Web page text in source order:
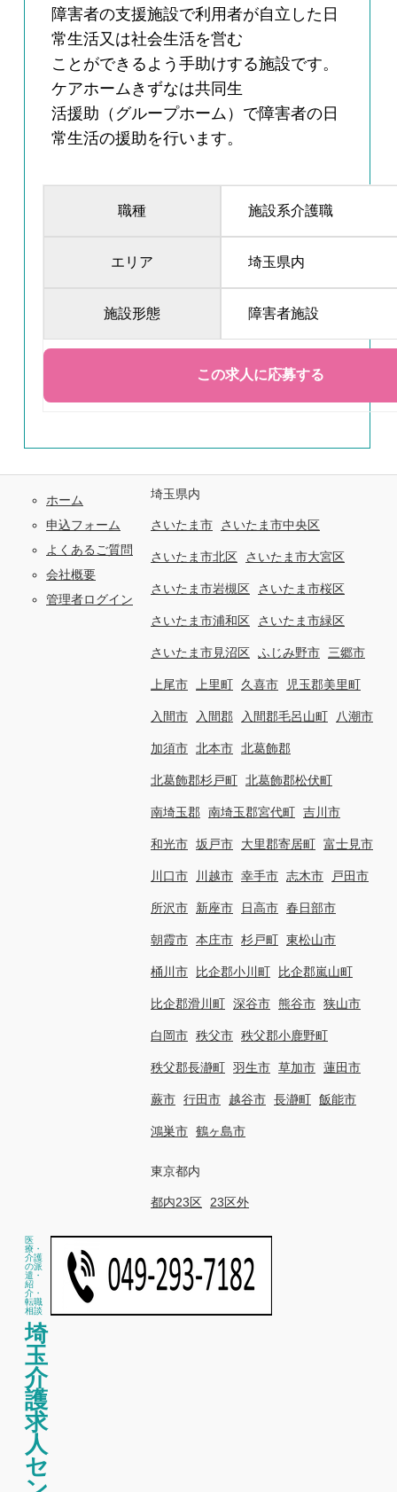
障害者の支援施設で利用者が自立した日
常生活又は社会生活を営む
ことができるよう手助けする施設です。
ケアホームきずなは共同生
活援助（グループホーム）で障害者の日
常生活の援助を行います。
職種 施設系介護職
エリア 埼玉県内
施設形態 障害者施設
ホーム
申込フォーム
よくあるご質問
会社概要
管理者ログイン
埼玉県内
さいたま市 さいたま市中央区
さいたま市北区 さいたま市大宮区
さいたま市岩槻区 さいたま市桜区
さいたま市浦和区 さいたま市緑区
さいたま市見沼区 ふじみ野市 三郷市
上尾市 上里町 久喜市 児玉郡美里町
入間市 入間郡 入間郡毛呂山町 八潮市
加須市 北本市 北葛飾郡
北葛飾郡杉戸町 北葛飾郡松伏町
南埼玉郡 南埼玉郡宮代町 吉川市
和光市 坂戸市 大里郡寄居町 富士見市
川口市 川越市 幸手市 志木市 戸田市
所沢市 新座市 日高市 春日部市
朝霞市 本庄市 杉戸町 東松山市
桶川市 比企郡小川町 比企郡嵐山町
比企郡滑川町 深谷市 熊谷市 狭山市
白岡市 秩父市 秩父郡小鹿野町
秩父郡長瀞町 羽生市 草加市 蓮田市
蕨市 行田市 越谷市 長瀞町 飯能市
鴻巣市 鶴ヶ島市
東京都内
都内23区 23区外
医
療・
介護
の派
遣・
紹
介・
転職
相談
埼
玉
介
護
求
人
セ